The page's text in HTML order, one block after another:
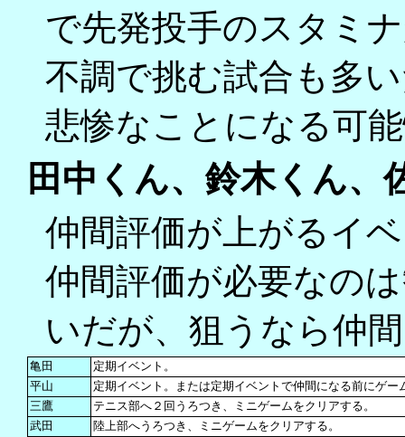
で先発投手のスタミ
不調で挑む試合も多
悲惨なことになる可
田中くん、鈴木くん、
仲間評価が上がるイ
仲間評価が必要なの
いだが、狙うなら仲
亀田
定期イベント。
平山
定期イベント。または定期イベントで仲間になる前にゲー
三鷹
テニス部へ２回うろつき、ミニゲームをクリアする。
武田
陸上部へうろつき、ミニゲームをクリアする。